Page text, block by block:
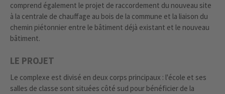
comprend également le projet de raccordement du nouveau site
à la centrale de chauffage au bois de la commune et la liaison du
chemin piétonnier entre le bâtiment déjà existant et le nouveau
bâtiment.
LE PROJET
Le complexe est divisé en deux corps principaux : l'école et ses
salles de classe sont situées côté sud pour bénéficier de la